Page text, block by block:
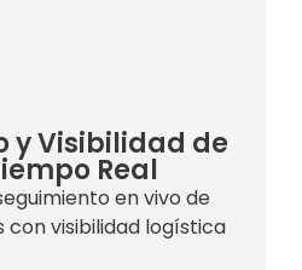
y Visibilidad de
Real
en vivo de
con visibilidad logística